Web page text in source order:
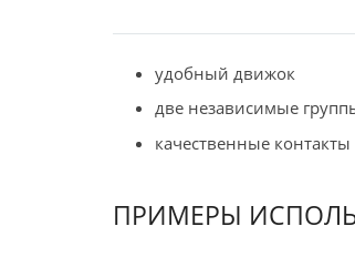
удобный движок
две независимые
качественные
ПРИМЕРЫ